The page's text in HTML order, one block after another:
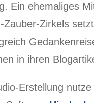
Ein ehemaliges
Zauber-Zirkels
in ihren
Erstellung